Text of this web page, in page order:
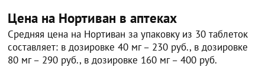
Цена на Нортиван в аптеках
Средняя цена на Нортиван за упаковку из 30 таблеток
составляет: в дозировке 40 мг – 230 руб., в дозировке
80 мг – 290 руб., в дозировке 160 мг – 400 руб.